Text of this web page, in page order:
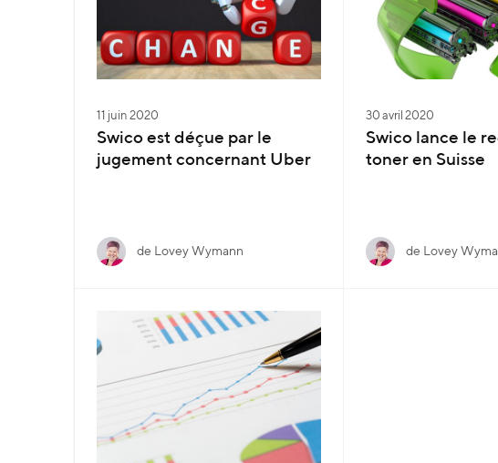
11 juin 2020
Swico est déçue par le
jugement concernant Uber
de Lovey Wymann
30 avril 2020
Swico lance le
toner en Suisse
de Lovey